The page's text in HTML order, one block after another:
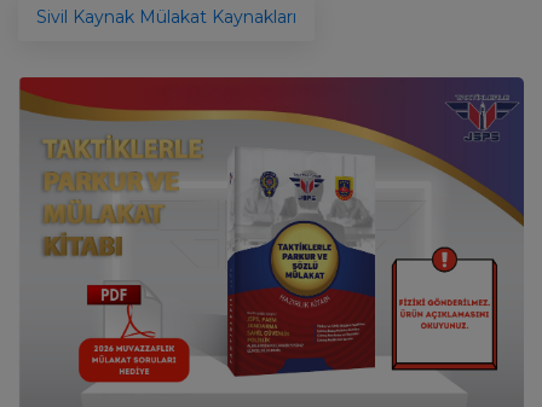
Sivil Kaynak Mülakat Kaynakları